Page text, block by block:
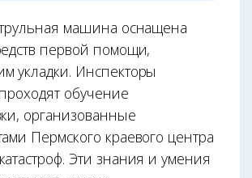
машина оснащена
первой помощи,
укладки. Инспекторы
обучение
организованные
Пермского краевого центра
Эти знания и умения